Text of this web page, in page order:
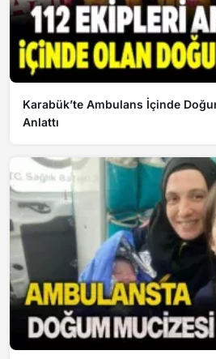
Karabük’te Ambulans İçinde
Anlattı